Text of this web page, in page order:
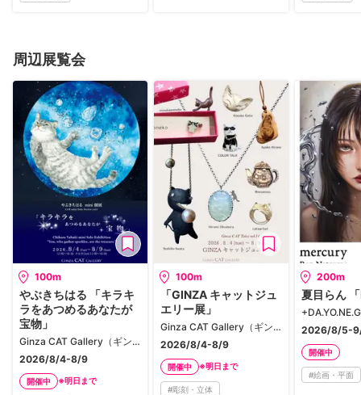
周辺展覧会
100m
やぶきちはる 「キラキ
ラをあつめるあなたが
宝物」
Ginza CAT Gallery（ギンザ キャット ギャラリー）
2026/8/4-8/9
開催中 ※明日まで
100m
「GINZA キャットジュ
エリー展」
Ginza CAT Gallery（ギンザ キャット ギャラリー）
2026/8/4-8/9
開催中 ※明日まで
#彫刻・立体
200m
夏目らん
2026/8/5-
開催中
#絵画・平面